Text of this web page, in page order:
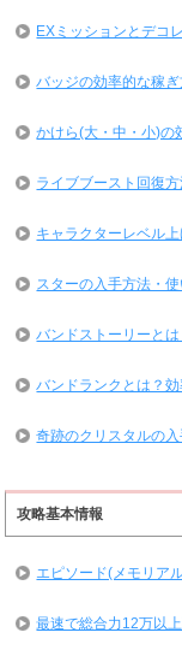
EXミッションとデコ
バッジの効率的な稼
かけら(大・中・小)の
ライブブースト回復
キャラクターレベル
スターの入手方法・
バンドストーリーと
バンドランクとは？
奇跡のクリスタルの
攻略基本情報
エピソード(メモリア
最速で総合力12万以